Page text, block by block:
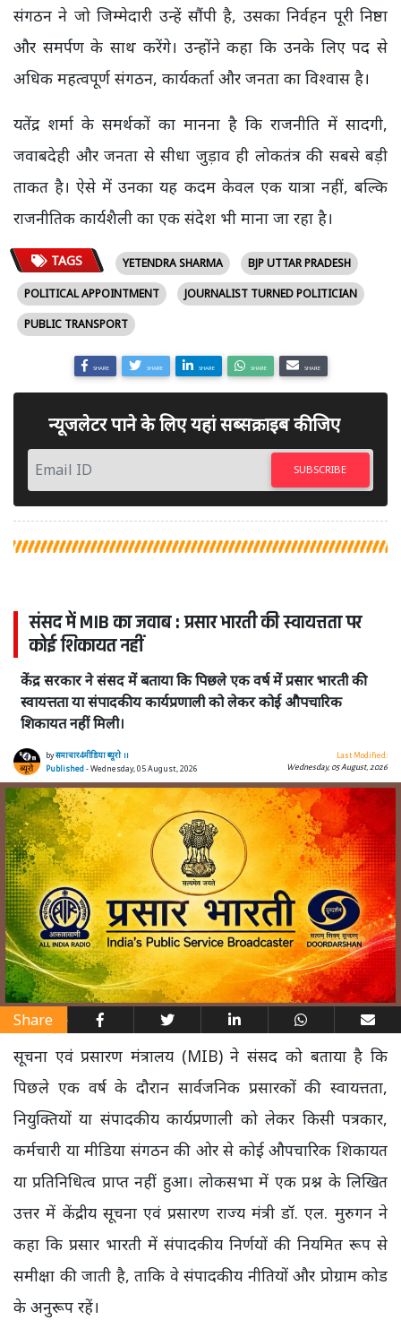
संगठन ने जो जिम्मेदारी उन्हें सौंपी है, उसका निर्वहन पूरी निष्ठा
और समर्पण के साथ करेंगे। उन्होंने कहा कि उनके लिए पद से
अधिक महत्वपूर्ण संगठन, कार्यकर्ता और जनता का विश्वास है।
यतेंद्र शर्मा के समर्थकों का मानना है कि राजनीति में सादगी,
जवाबदेही और जनता से सीधा जुड़ाव ही लोकतंत्र की सबसे बड़ी
ताकत है। ऐसे में उनका यह कदम केवल एक यात्रा नहीं, बल्कि
राजनीतिक कार्यशैली का एक संदेश भी माना जा रहा है।
TAGS YETENDRA SHARMA
BJP UTTAR PRADESH
POLITICAL APPOINTMENT
JOURNALIST TURNED POLITICIAN
PUBLIC TRANSPORT
SHARE SHARE SHARE SHARE SHARE
न्यूजलेटर पाने के लिए यहां सब्सक्राइब कीजिए
SUBSCRIBE
संसद में MIB का जवाब : प्रसार भारती की स्वायत्तता पर
कोई शिकायत नहीं
केंद्र सरकार ने संसद में बताया कि पिछले एक वर्ष में प्रसार भारती की
स्वायत्तता या संपादकीय कार्यप्रणाली को लेकर कोई औपचारिक
शिकायत नहीं मिली।
byसमाचार4मीडिया ब्यूरो ।।
Published- Wednesday, 05 August, 2026
Last Modified:
Wednesday, 05 August, 2026
Share
सूचना एवं प्रसारण मंत्रालय (MIB) ने संसद को बताया है कि
पिछले एक वर्ष के दौरान सार्वजनिक प्रसारकों की स्वायत्तता,
नियुक्तियों या संपादकीय कार्यप्रणाली को लेकर किसी पत्रकार,
कर्मचारी या मीडिया संगठन की ओर से कोई औपचारिक शिकायत
या प्रतिनिधित्व प्राप्त नहीं हुआ। लोकसभा में एक प्रश्न के लिखित
उत्तर में केंद्रीय सूचना एवं प्रसारण राज्य मंत्री डॉ. एल. मुरुगन ने
कहा कि प्रसार भारती में संपादकीय निर्णयों की नियमित रूप से
समीक्षा की जाती है, ताकि वे संपादकीय नीतियों और प्रोग्राम कोड
के अनुरूप रहें।